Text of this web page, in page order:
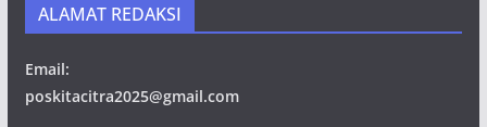
ALAMAT REDAKSI
Email:
poskitacitra2025@gmail.com